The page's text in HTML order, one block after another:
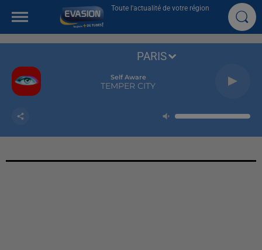
Toute l'actualité de votre région
Self Aware
TEMPER CITY
PARIS